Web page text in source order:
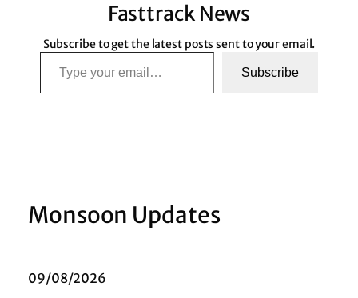
Fasttrack News
Subscribe to get the latest posts sent to your email.
Type your email…
Subscribe
Monsoon Updates
09/08/2026